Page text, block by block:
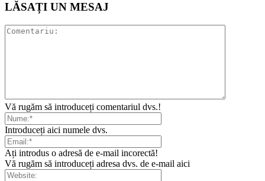
LĂSAȚI UN MESAJ
Vă rugăm să introduceți comentariul dvs.!
Introduceți aici numele dvs.
Ați introdus o adresă de e-mail incorectă!
Vă rugăm să introduceți adresa dvs. de e-mail aici